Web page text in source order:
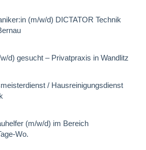
(m/w/d) DICTATOR Technik
d) gesucht – Privatpraxis in Wandlitz
/ Hausreinigungsdienst
(m/w/d) im Bereich
Wo.